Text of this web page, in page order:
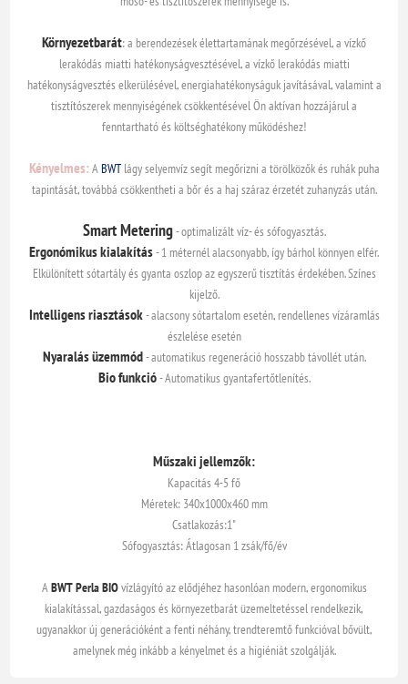
Környezetbarát: a berendezések élettartamának megőrzésével, a vízkő
lerakódás miatti hatékonyságvesztésével, a vízkő lerakódás miatti
hatékonyságvesztés elkerülésével, energiahatékonyságuk javításával, valamint a
tisztítószerek mennyiségének csökkentésével Ön aktívan hozzájárul a
fenntartható és költséghatékony működéshez!
Kényelmes:ABWTlágy selyemvíz segít megőrizni a törölközők és ruhák puha
tapintását, továbbá csökkentheti a bőr és a haj száraz érzetét zuhanyzás után.
Smart Metering- optimalizált víz- és sófogyasztás.
Ergonómikus kialakítás- 1 méternél alacsonyabb, így bárhol könnyen elfér.
Elkülönített sótartály és gyanta oszlop az egyszerű tisztítás érdekében. Színes
kijelző.
Intelligens riasztások- alacsony sótartalom esetén, rendellenes vízáramlás
észlelése esetén
Nyaralás üzemmód- automatikus regeneráció hosszabb távollét után.
Bio funkció- Automatikus gyantafertőtlenítés.
Műszaki jellemzők:
Kapacitás 4-5 fő
Méretek: 340x1000x460 mm
Csatlakozás:1"
Sófogyasztás: Átlagosan 1 zsák/fő/év
ABWT Perla BIOvízlágyító az elődjéhez hasonlóan modern, ergonomikus
kialakítással, gazdaságos és környezetbarát üzemeltetéssel rendelkezik,
ugyanakkor új generációként a fenti néhány, trendteremtő funkcióval bővült,
amelynek még inkább a kényelmet és a higiéniát szolgálják.